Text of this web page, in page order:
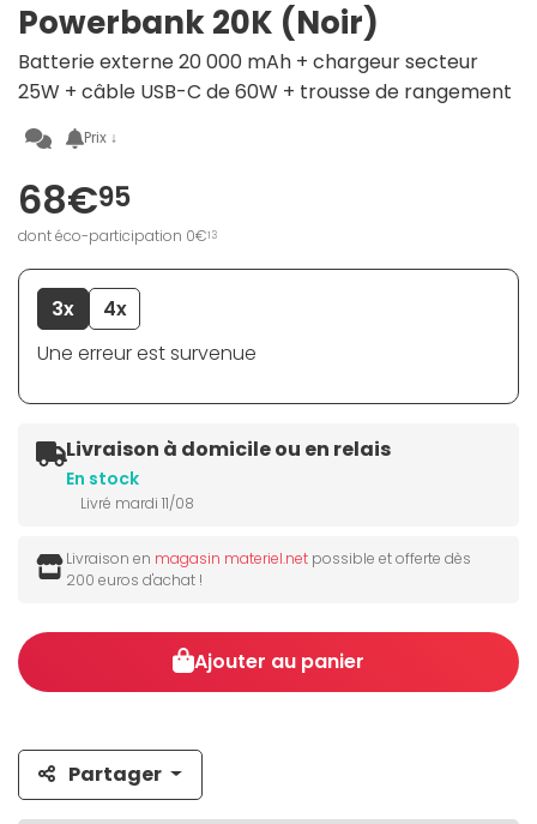
Powerbank 20K (Noir)
Batterie externe 20 000 mAh + chargeur secteur
25W + câble USB-C de 60W + trousse de rangement
Prix ↓
68€95
dont éco-participation 0€13
3x
4x
Une erreur est survenue
Livraison à domicile ou en relais
En stock
Livré mardi 11/08
Livraison en magasin materiel.net possible et offerte dès
200 euros d'achat !
Ajouter au panier
Partager